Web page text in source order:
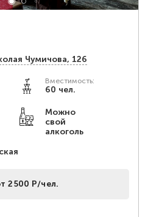
Чумичова, 126
Вместимость:
60 чел.
Можно
свой
алкоголь
2500 Р/чел.